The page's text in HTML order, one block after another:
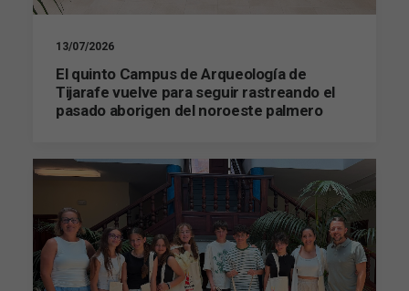
13/07/2026
El quinto Campus de Arqueología de
Tijarafe vuelve para seguir rastreando el
pasado aborigen del noroeste palmero